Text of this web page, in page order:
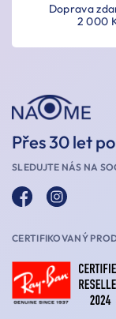
Doprava
2 000
Přes 30 let
SLEDUJTE NÁS NA
CERTIFIKOVANÝ